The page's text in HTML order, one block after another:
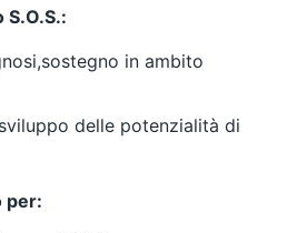
in ambito
delle potenzialità di
per: